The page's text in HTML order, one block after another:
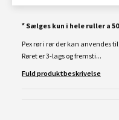
* Sælges kun i hele ruller a
Pex rør i rør der kan anvendes
Røret er 3-lags og fremsti...
Fuld produktbeskrivelse